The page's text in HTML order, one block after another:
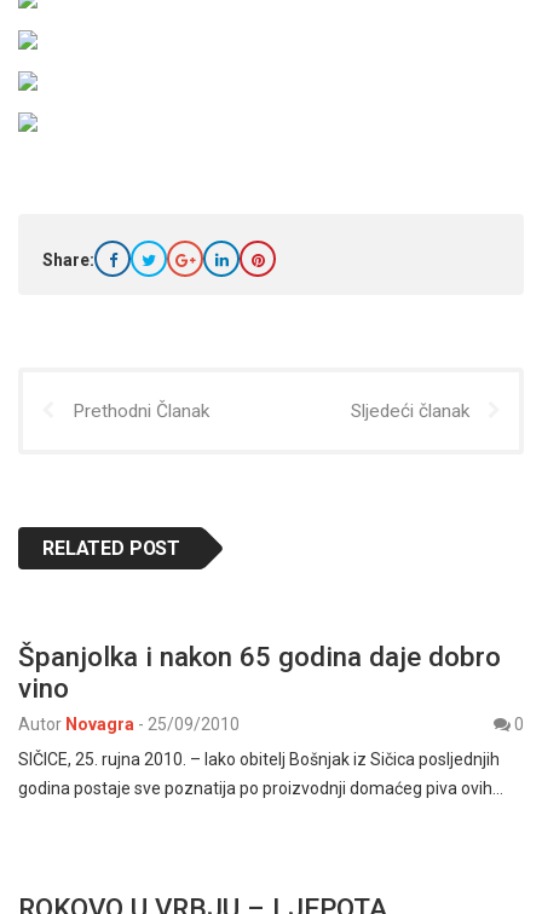
Share:
Prethodni Članak Sljedeći članak
RELATED POST
Španjolka i nakon 65 godina daje dobro
vino
Autor Novagra - 25/09/2010
0
SIČICE, 25. rujna 2010. – Iako obitelj Bošnjak iz Sičica posljednjih
godina postaje sve poznatija po proizvodnji domaćeg piva ovih…